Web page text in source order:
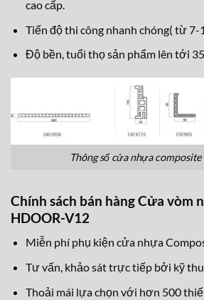
Tiến độ thi công nhanh chóng( từ 7-
Độ bền, tuổi thọ sản phẩm lên tới
Thông số cửa nhựa composite
HDOOR-V12
Miễn phí phụ kiện cửa nhựa
Tư vấn, khảo sát trực tiếp bởi kỹ
Thoải mái lựa chọn với hơn 500
Các sản phẩm chất lượng số 1 thị